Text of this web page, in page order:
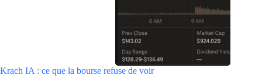
Krach IA : ce que la bourse refuse de voir